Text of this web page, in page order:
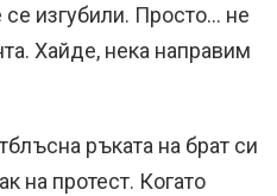
изгубили. Просто… не
Хайде, нека направим
ръката на брат си
на протест. Когато